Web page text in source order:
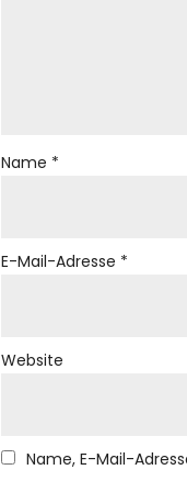
Name *
E-Mail-Adresse *
Website
Name, E-Mail-